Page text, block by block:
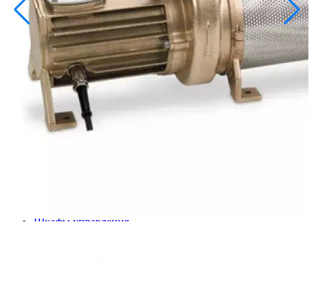
Шкафы управления
Готовые фонтаны
Фонтанные насадки
Подводные светильники
Закладные детали
Насосы
Системы фильтрации
Электрооборудование
Плавающие фонтаны
Пешеходные модули
Шкафы управления